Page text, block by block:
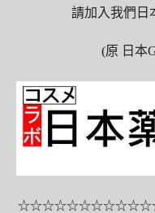
請加入我們日
(原 日本